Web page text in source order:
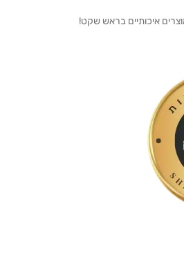
איכותיים בראש שקט!